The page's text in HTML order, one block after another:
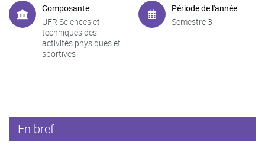
Composante
UFR Sciences et
techniques des
activités physiques et
sportives
Période de l'année
Semestre 3
En bref